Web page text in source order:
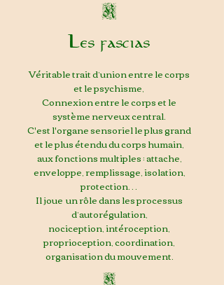
K
Les fascias
Véritable trait d’union entre le corps
et le psychisme,
Connexion entre le corps et le
système nerveux central.
C'est l'organe sensorielle plus grand
et le plus étendu du corps humain,
aux fonctions multiples : attache,
enveloppe, remplissage, isolation,
protection…
Il joue un rôle dans les processus
d’autorégulation,
nociception, intéroception,
proprioception, coordination,
organisation du mouvement.
K